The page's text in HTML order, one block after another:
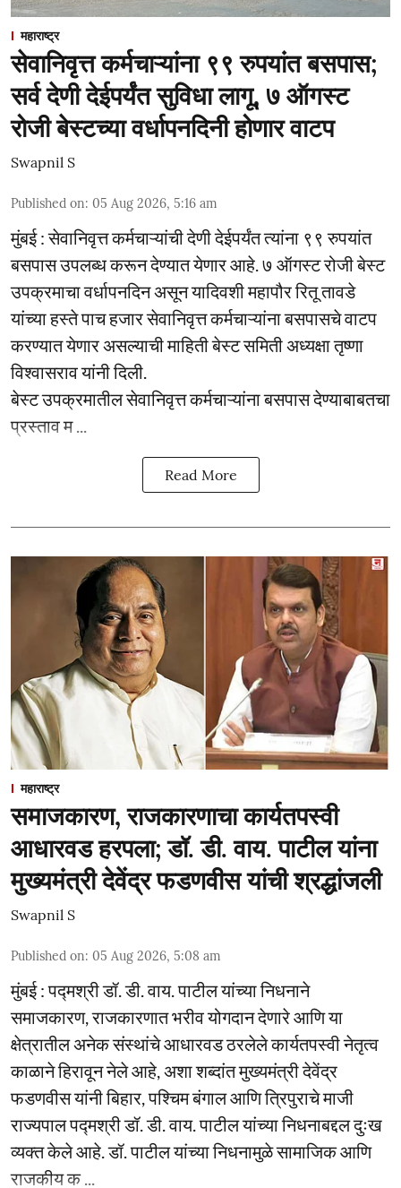
महाराष्ट्र
सेवानिवृत्त कर्मचाऱ्यांना ९९ रुपयांत बसपास;
सर्व देणी देईपर्यंत सुविधा लागू, ७ ऑगस्ट
रोजी बेस्टच्या वर्धापनदिनी होणार वाटप
Swapnil S
Published on: 05 Aug 2026, 5:16 am
मुंबई : सेवानिवृत्त कर्मचाऱ्यांची देणी देईपर्यंत त्यांना ९९ रुपयांत
बसपास उपलब्ध करून देण्यात येणार आहे. ७ ऑगस्ट रोजी बेस्ट
उपक्रमाचा वर्धापनदिन असून यादिवशी महापौर रितू तावडे
यांच्या हस्ते पाच हजार सेवानिवृत्त कर्मचाऱ्यांना बसपासचे वाटप
करण्यात येणार असल्याची माहिती बेस्ट समिती अध्यक्षा तृष्णा
विश्वासराव यांनी दिली.
बेस्ट उपक्रमातील सेवानिवृत्त कर्मचाऱ्यांना बसपास देण्याबाबतचा
प्रस्ताव म ...
Read More
महाराष्ट्र
समाजकारण, राजकारणाचा कार्यतपस्वी
आधारवड हरपला; डॉ. डी. वाय. पाटील यांना
मुख्यमंत्री देवेंद्र फडणवीस यांची श्रद्धांजली
Swapnil S
Published on: 05 Aug 2026, 5:08 am
मुंबई : पद्मश्री डॉ. डी. वाय. पाटील यांच्या निधनाने
समाजकारण, राजकारणात भरीव योगदान देणारे आणि या
क्षेत्रातील अनेक संस्थांचे आधारवड ठरलेले कार्यतपस्वी नेतृत्व
काळाने हिरावून नेले आहे, अशा शब्दांत मुख्यमंत्री देवेंद्र
फडणवीस यांनी बिहार, पश्चिम बंगाल आणि त्रिपुराचे माजी
राज्यपाल पद्मश्री डॉ. डी. वाय. पाटील यांच्या निधनाबद्दल दुःख
व्यक्त केले आहे. डॉ. पाटील यांच्या निधनामुळे सामाजिक आणि
राजकीय क ...